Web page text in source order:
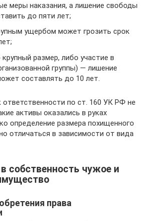
меры наказания, а лишение свободы
до пяти лет;
ущербом может грозить срок
размер, либо участие в
группы) — лишение
составлять до 10 лет.
ответственности по ст. 160 УК РФ не
активы оказались в руках
определение размера похищенного
отличаться в зависимости от вида
собственность чужое и
права